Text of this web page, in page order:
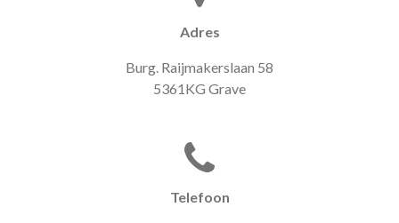
Adres
Burg. Raijmakerslaan 58
5361KG Grave
Telefoon